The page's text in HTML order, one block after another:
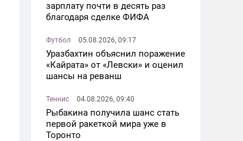
зарплату почти в десять раз
благодаря сделке ФИФА
Футбол 05.08.2026, 09:17
Уразбахтин объяснил поражение
«Кайрата» от «Левски» и оценил
шансы на реванш
Теннис 04.08.2026, 09:40
Рыбакина получила шанс стать
первой ракеткой мира уже в
Торонто